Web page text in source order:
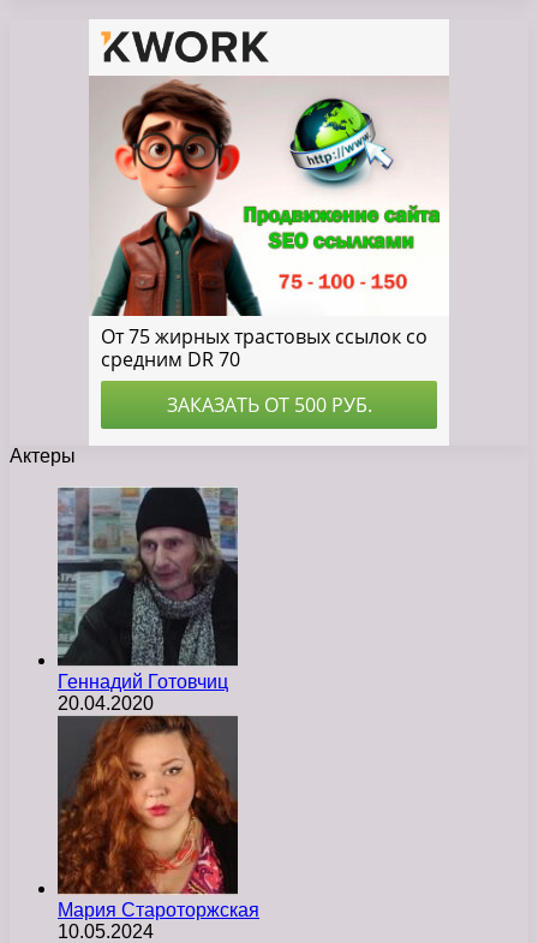
Актеры
Геннадий Готовчиц
20.04.2020
Мария Староторжская
10.05.2024